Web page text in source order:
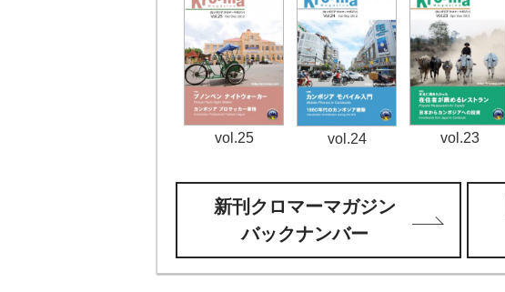
vol.25 vol.24 vol.23
新刊クロマーマガジン
バックナンバー